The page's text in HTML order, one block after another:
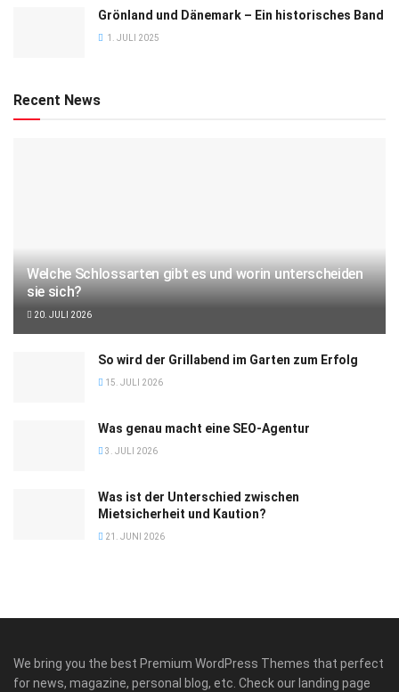
Grönland und Dänemark – Ein historisches Band
1. JULI 2025
Recent News
Welche Schlossarten gibt es und worin unterscheiden
sie sich?
20. JULI 2026
So wird der Grillabend im Garten zum Erfolg
15. JULI 2026
Was genau macht eine SEO-Agentur
3. JULI 2026
Was ist der Unterschied zwischen
Mietsicherheit und Kaution?
21. JUNI 2026
We bring you the best Premium WordPress Themes that perfect
for news, magazine, personal blog, etc. Check our landing page